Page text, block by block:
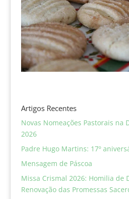
Artigos Recentes
Novas Nomeações Pastorais na
2026
Padre Hugo Martins: 17º
Mensagem de Páscoa
Missa Crismal 2026: Homilia de
Renovação das Promessas